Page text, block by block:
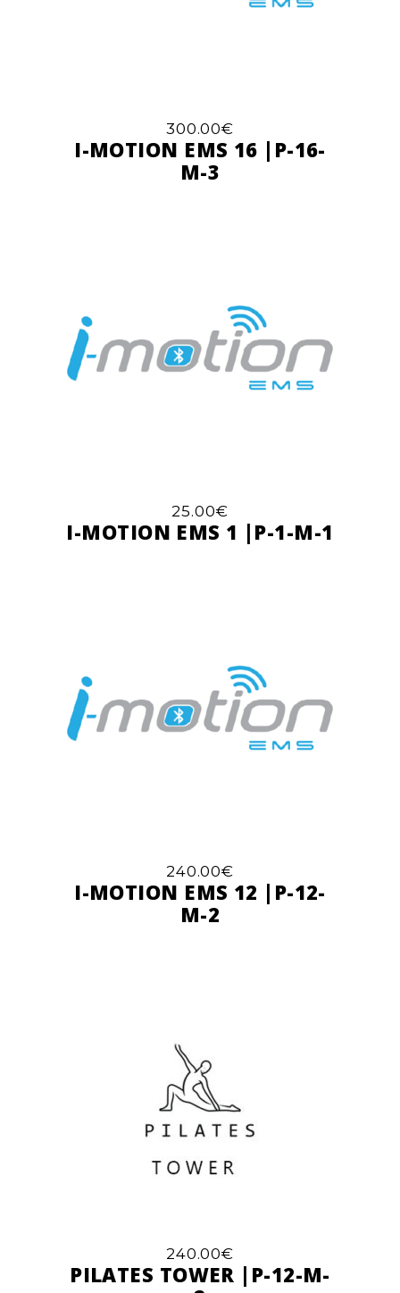
300.00€
I-MOTION EMS 16 |P-16-
M-3
25.00€
I-MOTION EMS 1 |P-1-M-1
240.00€
I-MOTION EMS 12 |P-12-
M-2
240.00€
PILATES TOWER |P-12-M-